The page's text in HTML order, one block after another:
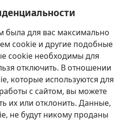
была для вас максимально
cookie и другие подобные
cookie необходимы для
отключить. В отношении
которые используются для
с сайтом, вы можете
их или отклонить. Данные,
не будут никому проданы
и религиозными взглядами.
подходят для каждого пациента.
к врачу или другому
работнику по вопросам, связанным с
лечения. Если вы заболели,
«Условиями использования».